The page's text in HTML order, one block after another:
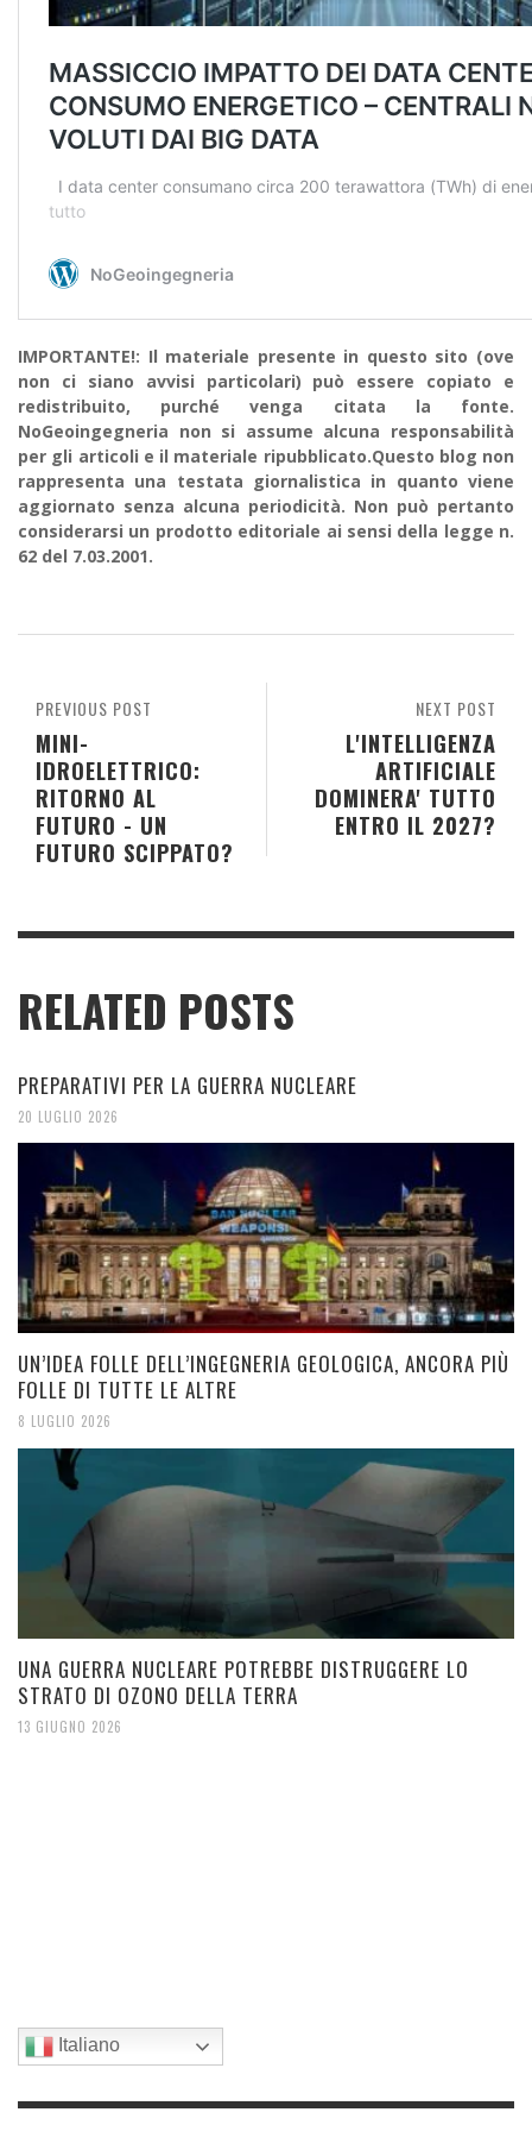
IMPORTANTE!: Il materiale presente in questo sito (ove
non ci siano avvisi particolari) può essere copiato e
redistribuito, purché venga citata la fonte.
NoGeoingegneria non si assume alcuna responsabilità
per gli articoli e il materiale ripubblicato.Questo blog non
rappresenta una testata giornalistica in quanto viene
aggiornato senza alcuna periodicità. Non può pertanto
considerarsi un prodotto editoriale ai sensi della legge n.
62 del 7.03.2001.
NEXT POST
L'INTELLIGENZA
ARTIFICIALE
DOMINERA' TUTTO
ENTRO IL 2027?
PREVIOUS POST
MINI-
IDROELETTRICO:
RITORNO AL
FUTURO - UN
FUTURO SCIPPATO?
RELATED POSTS
PREPARATIVI PER LA GUERRA NUCLEARE
20 LUGLIO 2026
UN’IDEA FOLLE DELL’INGEGNERIA GEOLOGICA, ANCORA PIÙ
FOLLE DI TUTTE LE ALTRE
8 LUGLIO 2026
UNA GUERRA NUCLEARE POTREBBE DISTRUGGERE LO
STRATO DI OZONO DELLA TERRA
13 GIUGNO 2026
Italiano